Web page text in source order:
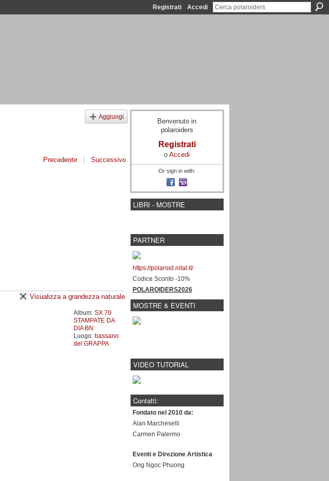
Registrati Accedi
Aggiungi
Precedente | Successivo
Visualizza a grandezza naturale
Album: SX 70
STAMPATE DA
DIA BN
Luogo: bassano
del GRAPPA
Benvenuto in
polaroiders
Registrati
o Accedi
Or sign in with:
LIBRI - MOSTRE
PARTNER
https://polaroid.nital.it/
Codice Sconto -10%
POLAROIDERS2026
MOSTRE & EVENTI
VIDEO TUTORIAL
Contatti:
Fondato nel 2010 da:
Alan Marcheselli
Carmen Palermo
Eventi e Direzione Artistica
Ong Ngoc Phuong